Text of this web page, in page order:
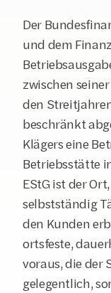
Der
und dem
zwischen
den
beschränkt
Klägers eine
Betriebsstätte
EStG ist der
selbstständig
den Kunden
ortsfeste,
voraus, die
gelegentlich,